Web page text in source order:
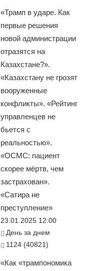
«Трамп в ударе. Как
первые решения
новой администрации
отразятся на
Казахстане?».
«Казахстану не грозят
вооруженные
конфликты». «Рейтинг
управленцев не
бьется с
реальностью».
«ОСМС: пациент
скорее мёртв, чем
застрахован».
«Сатира не
преступление»
23.01.2025 12:00
День за днем
1124 (40821)
«Как «трампономика